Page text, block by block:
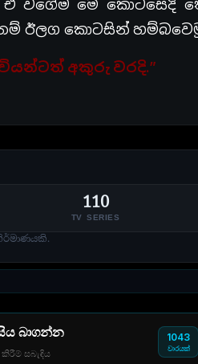
වගේම මේ කොටසෙදි
ඊලග කොටසින්
අකුරු වරදි.”
110
TV SERIES
බාගන්න
කිරීම් සබැඳිය
1043
වාරයක්